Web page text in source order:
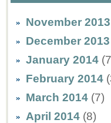
November 2013
December 2013
January 2014
February 2014
March 2014 (7)
April 2014 (8)